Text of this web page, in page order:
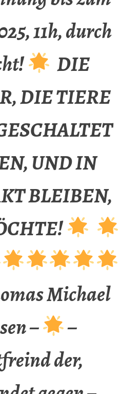
11h, durch
DIE
DIE TIERE
UND IN
BLEIBEN,
Michael
–
–
der,